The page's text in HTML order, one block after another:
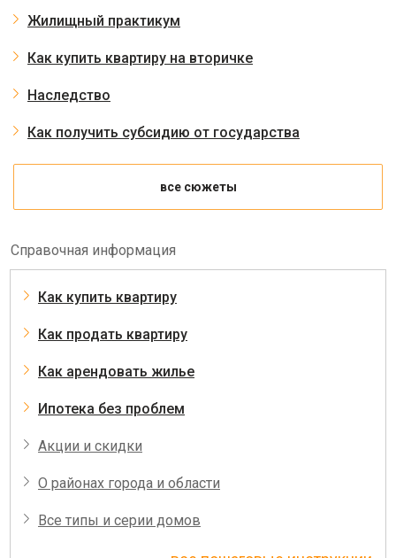
Жилищный практикум
Как купить квартиру на вторичке
Наследство
Как получить субсидию от государства
все сюжеты
Справочная информация
Как купить квартиру
Как продать квартиру
Как арендовать жилье
Ипотека без проблем
Акции и скидки
О районах города и области
Все типы и серии домов